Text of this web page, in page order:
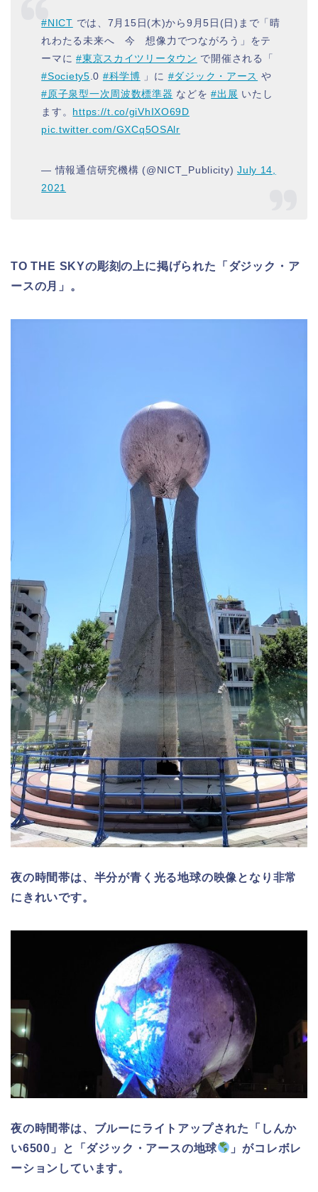
#NICT では、7月15日(木)から9月5日(日)まで「晴
れわたる未来へ 今 想像力でつながろう」をテ
ーマに#東京スカイツリータウン で開催される「
#Society5 .0 #科学博 」に #ダジック・アース や
#原子泉型一次周波数標準器 などを#出展 いたし
ます。 https://t.co/giVhIXO69D
pic.twitter.com/GXCq5OSAlr
— 情報通信研究機構 (@NICT_Publicity)July 14,
2021
TO THE SKYの彫刻の上に掲げられた「ダジック・ア
ースの月」。
夜の時間帯は、半分が青く光る地球の映像となり非常
にきれいです。
夜の時間帯は、ブルーにライトアップされた「しんか
い6500」と「ダジック・アースの地球
」がコレボレ
ーションしています。